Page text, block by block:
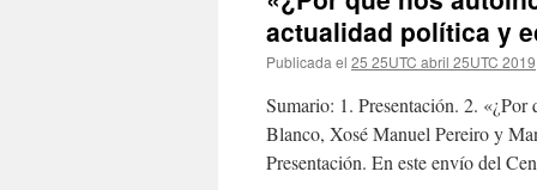
actualidad política y
Publicada el 25 25UTC abril 25UTC 2019
Sumario: 1. Presentación. 2.
Blanco, Xosé Manuel Pereiro y
Presentación. En este envío del